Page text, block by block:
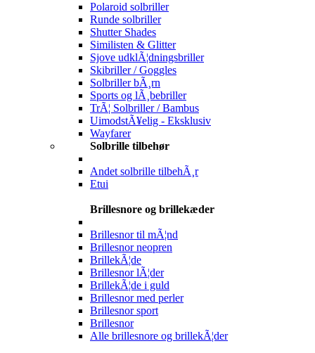
Polaroid solbriller
Runde solbriller
Shutter Shades
Similisten & Glitter
Sjove udklÃ¦dningsbriller
Skibriller / Goggles
Solbriller bÃ¸rn
Sports og lÃ¸bebriller
TrÃ¦ Solbriller / Bambus
UimodstÃ¥elig - Eksklusiv
Wayfarer
Solbrille tilbehør
Andet solbrille tilbehÃ¸r
Etui
Brillesnore og brillekæder
Brillesnor til mÃ¦nd
Brillesnor neopren
BrillekÃ¦de
Brillesnor lÃ¦der
BrillekÃ¦de i guld
Brillesnor med perler
Brillesnor sport
Brillesnor
Alle brillesnore og brillekÃ¦der